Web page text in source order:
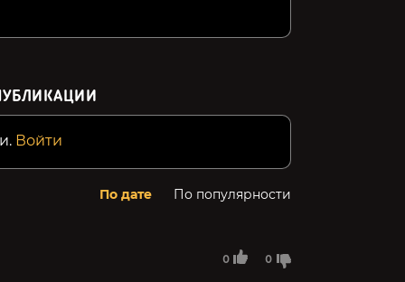
Войти
По дате По популярности
0 0